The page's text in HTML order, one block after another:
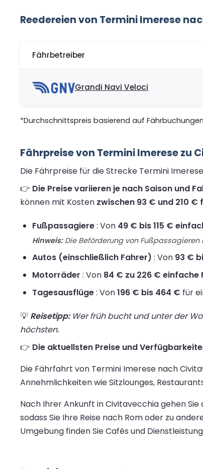
Reedereien von Termini Imerese
Fährbetreiber
Grandi Navi Veloci
*Durchschnittspreis basierend auf
Fährpreise von Termini Imerese zu
Die Fährpreise für die Strecke Termini
👉 Die Preise variieren je nach Saison und
können mit Kosten zwischen 93 € und 210 €
Fußpassagiere: Von 49 € bis 115 €
Hinweis:Die Beförderung von
Autos (einschließlich Fahrer) : Von 93 €
Motorräder : Von 84 € zu 226 € einfache
Tagesausflüge: Von196 € bis 464 € für
💡 Reisetipp:Wer früh bucht und unter der
höchsten.
👉 Die aktuellsten Preise und
Die Fährfahrt von Termini Imerese nach
Annehmlichkeiten wie Sitzlounges,
Nach Ihrer Ankunft in Civitavecchia gehen
sodass Sie Ihre Reise nach Rom oder zu
Umgebung finden Sie Cafés und